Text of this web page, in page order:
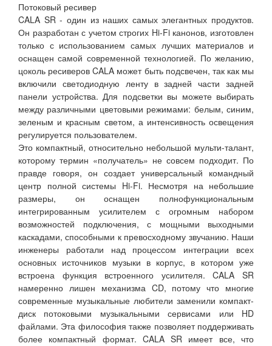
Потоковый ресивер
CALA SR - один из наших самых элегантных продуктов.
Он разработан с учетом строгих Hi-Fi канонов, изготовлен
только с использованием самых лучших материалов и
оснащен самой современной технологией. По желанию,
цоколь ресиверов CALA может быть подсвечен, так как мы
включили светодиодную ленту в задней части задней
панели устройства. Для подсветки вы можете выбирать
между различными цветовыми режимами: белым, синим,
зеленым и красным светом, а интенсивность освещения
регулируется пользователем.
Это компактный, относительно небольшой мульти-талант,
которому термин «получатель» не совсем подходит. По
правде говоря, он создает универсальный командный
центр полной системы Hi-Fi. Несмотря на небольшие
размеры, он оснащен полнофункциональным
интегрированным усилителем с огромным набором
возможностей подключения, с мощными выходными
каскадами, способными к превосходному звучанию. Наши
инженеры работали над процессом интеграции всех
основных источников музыки в корпус, в котором уже
встроена функция встроенного усилителя. CALA SR
намеренно лишен механизма CD, потому что многие
современные музыкальные любители заменили компакт-
диск потоковыми музыкальными сервисами или HD
файлами. Эта философия также позволяет поддерживать
более компактный формат. CALA SR имеет все, что